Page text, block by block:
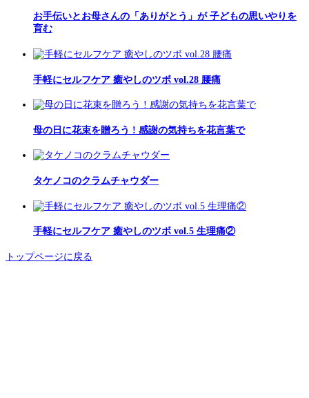
お手伝いとお母さんの「ありがとう」が 子どもの思いやりを
育む
手軽にセルフケア 癒やしのツボ vol.28 腰痛
母の日に花束を贈ろう ! 感謝の気持ちを花言葉で
タケノコのクラムチャウダー
手軽にセルフケア 癒やしのツボ vol.5 生理痛②
トップページに戻る